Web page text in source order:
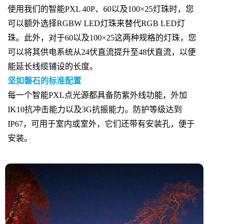
使用我们的智能PXL 40P、60以及100×25灯珠时，您
可以额外选择RGBW LED灯珠来替代RGB LED灯
珠。此外，对于60以及100×25这两种规格的灯珠，您
可以将其供电系统从24伏直流提升至48伏直流，以便
能延长线缆铺设的长度。
坚如磐石的标准配置
每一个智能PXL点光源都具备防紫外线功能，外加
IK10抗冲击能力以及3G抗振能力。防护等级达到
IP67，可用于室内或室外，它们还带有安装孔，便于
安装。